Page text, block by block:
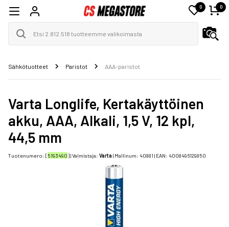
0 0
Sähkötuotteet Paristot AAA-paristot
Varta Longlife, Kertakäyttöinen
akku, AAA, Alkali, 1,5 V, 12 kpl,
44,5 mm
Tuotenumero: [5193490] | Valmistaja: Varta | Mallinum: 40881 | EAN: 4008496129850